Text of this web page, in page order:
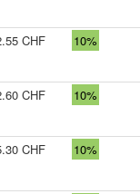
CHF 10%
CHF 10%
CHF 10%